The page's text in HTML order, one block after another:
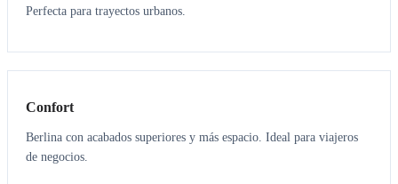
Perfecta para trayectos urbanos.
3 3
Confort
Berlina con acabados superiores y más espacio. Ideal para viajeros
de negocios.